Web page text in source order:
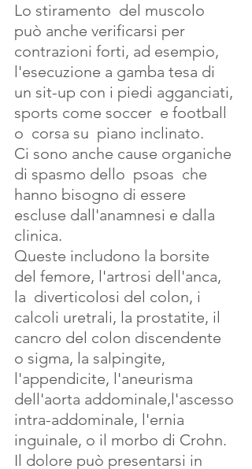
Lo stiramento  del muscolo
può anche verificarsi per
contrazioni forti, ad esempio,
l'esecuzione a gamba tesa di
un sit-up con i piedi agganciati,
sports come soccer  e football
o  corsa su  piano inclinato.
Ci sono anche cause organiche
di spasmo dello  psoas  che
hanno bisogno di essere
escluse dall'anamnesi e dalla
clinica.
Queste includono la borsite
del femore, l'artrosi dell'anca,
la  diverticolosi del colon, i
calcoli uretrali, la prostatite, il
cancro del colon discendente
o sigma, la salpingite,
l'appendicite, l'aneurisma
dell'aorta addominale,l'ascesso
intra-addominale, l'ernia
inguinale, o il morbo di Crohn.
Il dolore può presentarsi in